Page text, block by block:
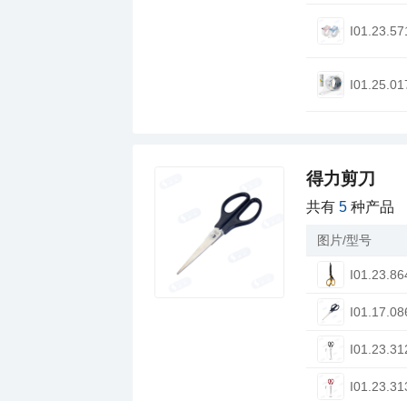
得力剪刀
共有5 种产品
图片/型号